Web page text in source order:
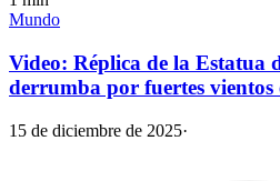
Mundo
Video: Réplica de la Estatua
derrumba por fuertes vientos
15 de diciembre de 2025·